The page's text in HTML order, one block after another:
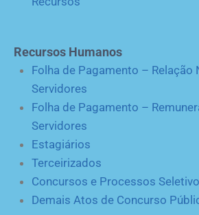
Recursos Humanos
Folha de Pagamento – Relação
Servidores
Folha de Pagamento –
Servidores
Estagiários
Terceirizados
Concursos e Processos
Demais Atos de Concurso